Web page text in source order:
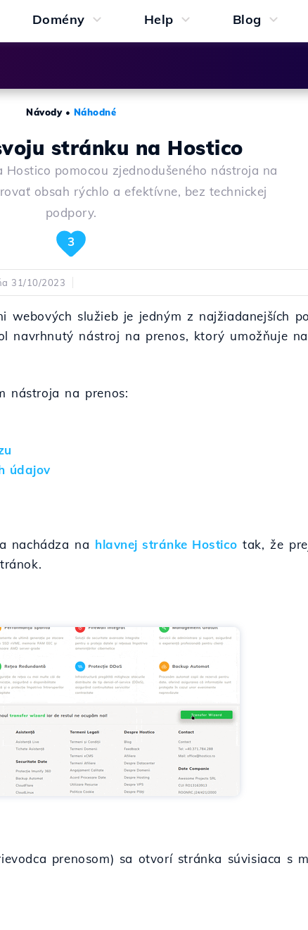
Domény Help Blog
Návody• Náhodné
stránku na Hostico
Hostico pomocou zjednodušeného nástroja na
obsah rýchlo a efektívne, bez technickej
podpory.
3
31/10/2023
webových služieb je jedným z najžiadanejších
navrhnutý nástroj na prenos, ktorý umožňuje
nástroja na prenos:
údajov
nachádza na hlavnej stránke Hostico tak, že
prenosom) sa otvorí stránka súvisiaca s